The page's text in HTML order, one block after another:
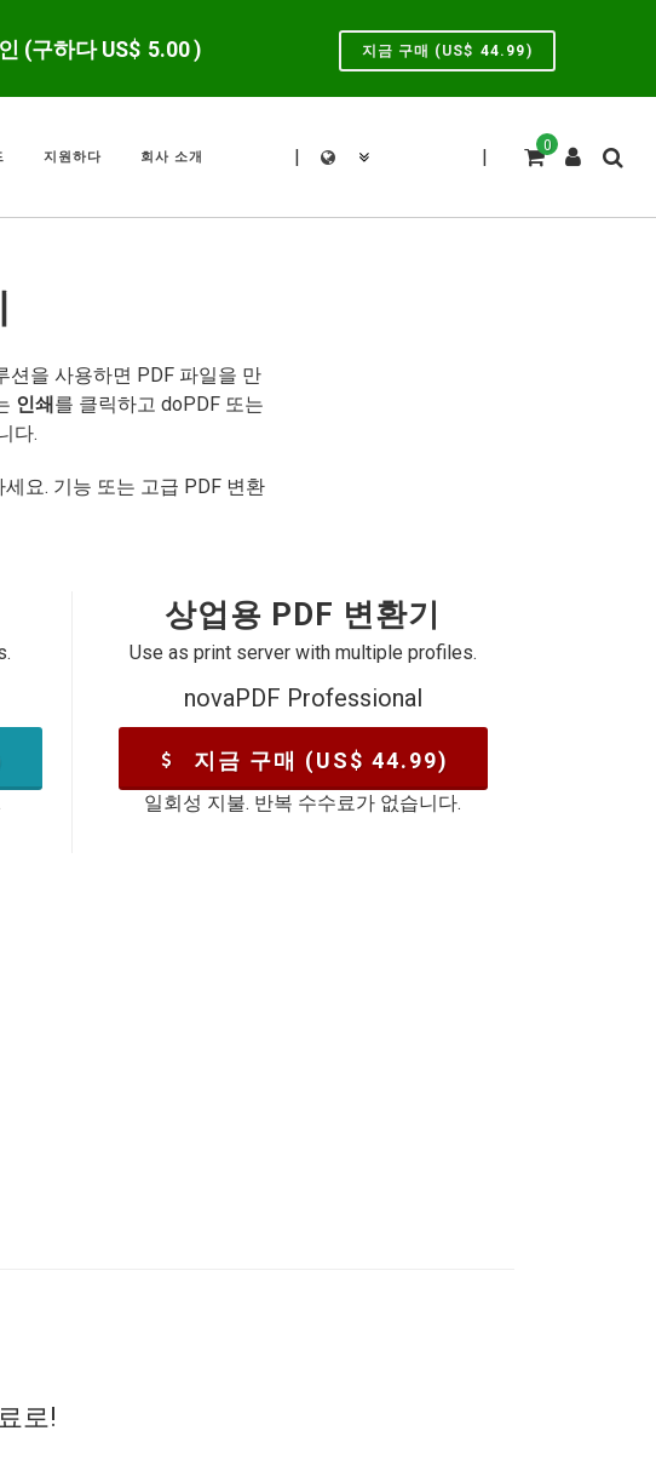
(구하다 US$ 5.00 ) 지금 구매 (US$ 44.99)
0
|
|
지원하다 회사 소개
션을 사용하면 PDF 파일을 만
인쇄를 클릭하고 doPDF 또는
다.
요. 기능 또는 고급 PDF 변환
상업용 PDF 변환기
Use as print server with multiple profiles.
novaPDF Professional
지금 구매 (US$ 44.99)
일회성 지불. 반복 수수료가 없습니다.
로!